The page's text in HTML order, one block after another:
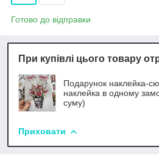
Готово до відправки
При купівлі цього товару
Подарунок наклейка-
наклейка в одному
суму)
Приховати